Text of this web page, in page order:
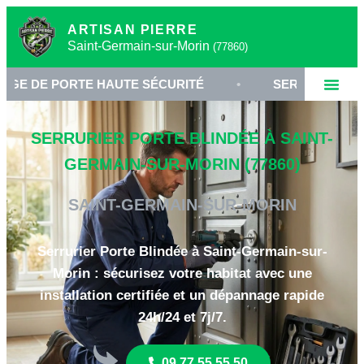
ARTISAN PIERRE
Saint-Germain-sur-Morin (77860)
HAUTE SÉCURITÉ • SERRURIER SAINT-
SERRURIER PORTE BLINDÉE À SAINT-
GERMAIN-SUR-MORIN (77860)
SAINT-GERMAIN-SUR-MORIN
Serrurier Porte Blindée à Saint-Germain-sur-
Morin : sécurisez votre habitat avec une
installation certifiée et un dépannage rapide
24h/24 et 7j/7.